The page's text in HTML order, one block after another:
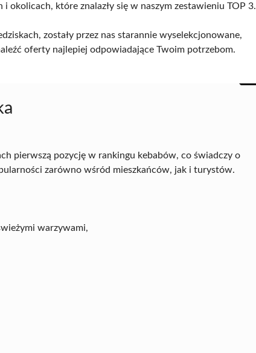
okolicach, które znalazły się w naszym zestawieniu TOP 3.
zostały przez nas starannie wyselekcjonowane,
oferty najlepiej odpowiadające Twoim potrzebom.
pierwszą pozycję w rankingu kebabów, co świadczy o
zarówno wśród mieszkańców, jak i turystów.
warzywami,